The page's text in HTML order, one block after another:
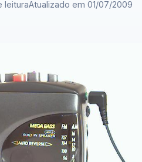
leituraAtualizado em 01/07/2009